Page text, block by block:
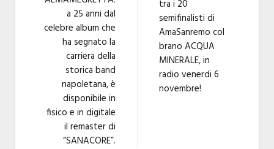
a 25 anni dal
celebre album che
ha segnato la
carriera della
storica band
napoletana, è
disponibile in
fisico e in digitale
il remaster di
“SANACORE”.
tra i 20
semifinalisti di
AmaSanremo col
brano ACQUA
MINERALE, in
radio venerdi 6
novembre!